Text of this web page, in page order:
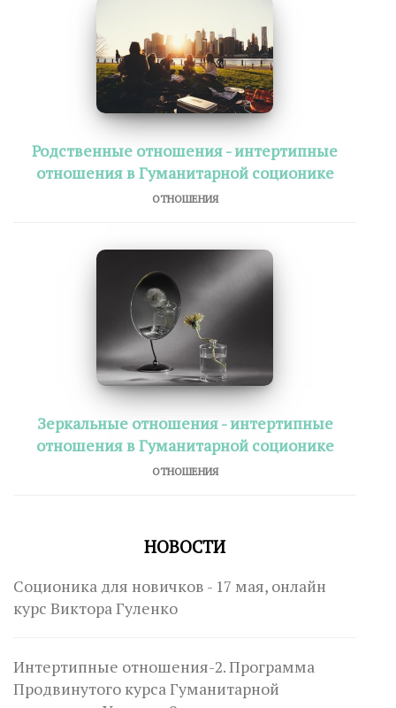
Родственные отношения - интертипные
отношения в Гуманитарной соционике
ОТНОШЕНИЯ
Зеркальные отношения - интертипные
отношения в Гуманитарной соционике
ОТНОШЕНИЯ
НОВОСТИ
Соционика для новичков - 17 мая, онлайн
курс Виктора Гуленко
Интертипные отношения-2. Программа
Продвинутого курса Гуманитарной